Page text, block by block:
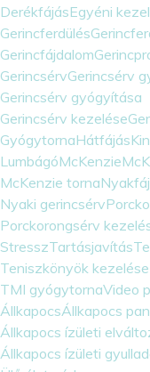
DerékfájásEgyéni
Gerincferdülés
Gerincfájdalom
GerincsérvGerincsérv
Gerincsérv gyógyítása
Gerincsérv kezelése
GyógytornaHátfájás
LumbágóMcKenzie
McKenzie torna
Nyaki gerincsérv
Porckorongsérv
StresszTartásjavítás
Teniszkönyök kezelése
TMI gyógytornaVideo
ÁllkapocsÁllkapocs
Állkapocs ízületi
Állkapocs ízületi